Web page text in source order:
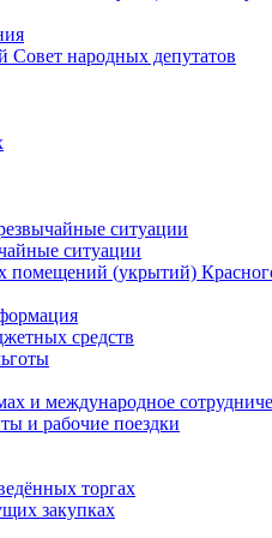
Совет народных депутатов
ситуации
ситуации
помещений (укрытий)
средств
и международное
и рабочие поездки
торгах
закупках